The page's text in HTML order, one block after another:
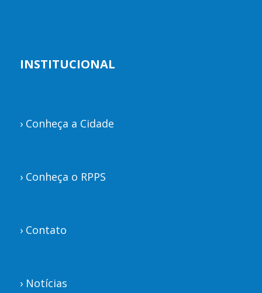
INSTITUCIONAL
› Conheça a Cidade
› Conheça o RPPS
› Contato
› Notícias